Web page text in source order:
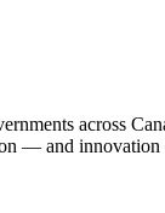
across
— and innovation